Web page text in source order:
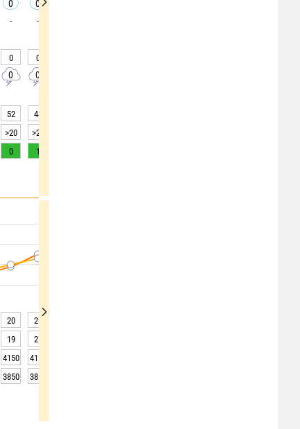
0 0
- -
0 0
0 0
52 44
>20 >20
0 1
20 23
19 25
4150 4150
3850 3850